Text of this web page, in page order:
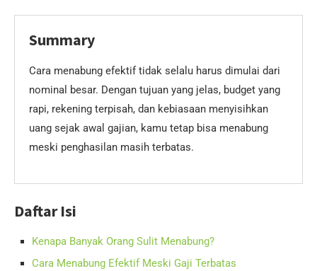
Summary
Cara menabung efektif tidak selalu harus dimulai dari
nominal besar. Dengan tujuan yang jelas, budget yang
rapi, rekening terpisah, dan kebiasaan menyisihkan
uang sejak awal gajian, kamu tetap bisa menabung
meski penghasilan masih terbatas.
Daftar Isi
Kenapa Banyak Orang Sulit Menabung?
Cara Menabung Efektif Meski Gaji Terbatas